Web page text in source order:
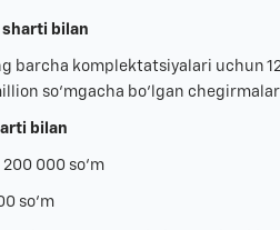
sharti bilan
barcha komplektatsiyalari uchun
so‘mgacha bo‘lgan
bilan
200 000 so‘m
so‘m